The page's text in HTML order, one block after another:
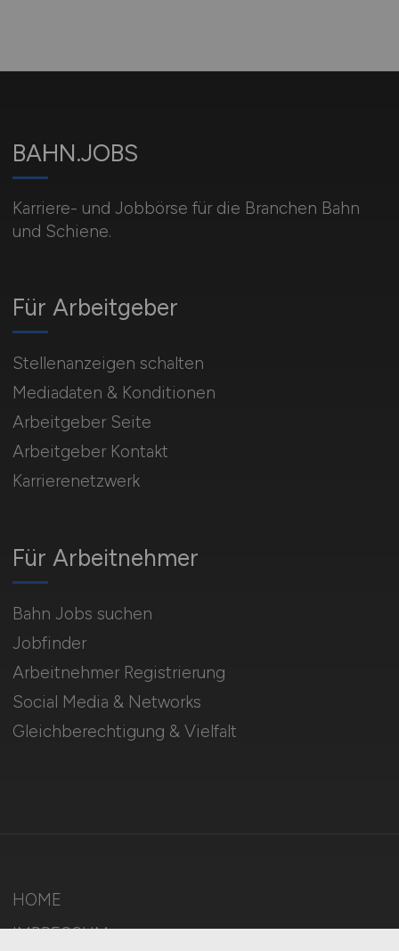
BAHN.JOBS
Karriere- und Jobbörse für die Branchen Bahn
und Schiene.
Für Arbeitnehmer
Bahn Jobs suchen
Jobfinder
Arbeitnehmer Registrierung
Social Media & Networks
Gleichberechtigung & Vielfalt
Für Arbeitgeber
Stellenanzeigen schalten
Mediadaten & Konditionen
Arbeitgeber Seite
Arbeitgeber Kontakt
Karrierenetzwerk
HOME
IMPRESSUM